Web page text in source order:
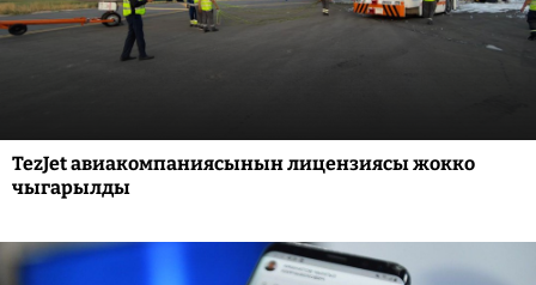
TezJet авиакомпаниясынын лицензиясы жокко
чыгарылды